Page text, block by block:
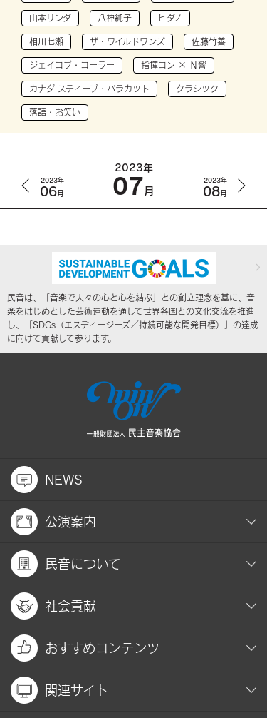
山本リンダ 八神純子 ヒダノ
相川七瀬 ザ・ワイルドワンズ 佐藤竹善
ジェイコブ・コーラー 指揮コン × Ｎ響
カナダ スティーブ・バラカット クラシック
落語・お笑い
2023年
06月
2023年
07月
2023年
08月
民音は、「音楽で人々の心と心を結ぶ」との創立理念を基に、音
楽をはじめとした芸術運動を通して世界各国との文化交流を推進
し、「SDGs（エスディージーズ／持続可能な開発目標）」の達成
に向けて貢献して参ります。
NEWS
公演案内
民音について
社会貢献
おすすめコンテンツ
関連サイト